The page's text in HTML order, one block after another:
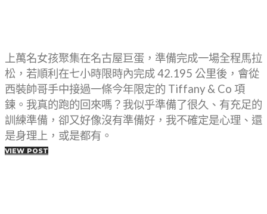
上萬名女孩聚集在名古屋巨蛋，準備完成一場全程馬拉
松，若順利在七小時限時內完成 42.195 公里後，會從
西裝帥哥手中接過一條今年限定的 Tiffany & Co 項
鍊。我真的跑的回來嗎？我似乎準備了很久、有充足的
訓練準備，卻又好像沒有準備好，我不確定是心理、還
是身理上，或是都有。
VIEW POST